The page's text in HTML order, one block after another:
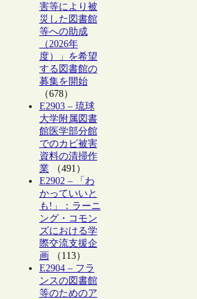
害等により被
災した図書館
等への助成
（2026年
度）」を希望
する図書館の
募集を開始
（678）
E2903 – 琉球
大学附属図書
館医学部分館
でのカビ被害
資料の清掃作
業（491）
E2902 – 「わ
かっていいと
も!」：ラーニ
ング・コモン
ズにおける学
際交流支援企
画（113）
E2904 – フラ
ンスの図書館
等のためのア